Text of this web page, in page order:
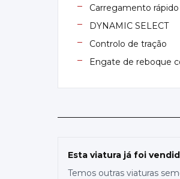
Carregamento
DYNAMIC SELECT
Controlo de tração
Engate de reboque
Esta viatura já foi
Temos outras viaturas